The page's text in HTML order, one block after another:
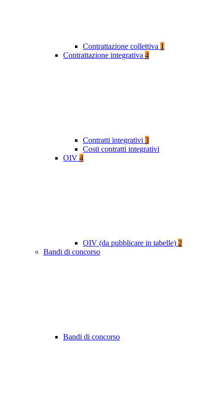
Contrattazione collettiva 1
Contrattazione integrativa 4
Contratti integrativi 3
Costi contratti integrativi
OIV 4
OIV (da pubblicare in tabelle) 2
Bandi di concorso
Bandi di concorso